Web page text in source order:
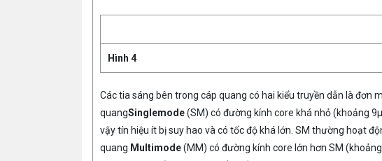
Hình 4
Các tia sáng bên trong cáp quang có hai kiểu truyền dẫn là đơn
quangSinglemode(SM) có đường kính core khá nhỏ (khoảng
vậy tín hiệu ít bị suy hao và có tốc độ khá lớn. SM thường hoạt
quang Multimode(MM) có đường kính core lớn hơn SM